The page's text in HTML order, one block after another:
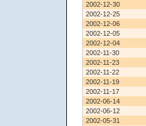
2002-12-30
2002-12-25
2002-12-06
2002-12-05
2002-12-04
2002-11-30
2002-11-23
2002-11-22
2002-11-19
2002-11-17
2002-06-14
2002-06-12
2002-05-31